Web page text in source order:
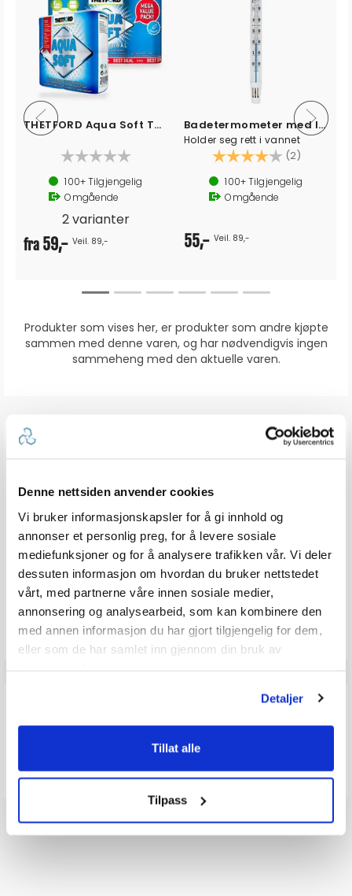
Denne nettsiden anvender cookies
Vi bruker informasjonskapsler for å gi innhold og
annonser et personlig preg, for å levere sosiale
mediefunksjoner og for å analysere trafikken vår. Vi deler
dessuten informasjon om hvordan du bruker nettstedet
vårt, med partnerne våre innen sosiale medier,
annonsering og analysearbeid, som kan kombinere den
med annen informasjon du har gjort tilgjengelig for dem,
eller som de har samlet inn gjennom din bruk av
Detaljer
Tillat alle
Tilpass
THETFORD Aqua Soft Toalettpapir
100+Tilgjengelig
Omgående
2 varianter
fra 59,- Veil. 89,-
Badetermometer med lodd
Holder seg rett i vannet
Karakter: (2)
100+Tilgjengelig
Omgående
55,- Veil. 89,-
Produkter som vises her, er produkter som andre kjøpte
sammen med denne varen, og har nødvendigvis ingen
sammeheng med den aktuelle varen.
Karakter: 5 av 5 mulige
0stemmer
Karakter: 4 av 5 mulige
Karakter: 3 av 5 mulige
0stemmer
Karakter: 2 av 5 mulige
0 stemmer
Karakter: 1 av 5 mulige
0stemmer
0.0
av
5
Basert på 0 stemmer og
0 omtaler
review, og at antallet ratings derfor vil være forskjellig fra antall
reviews.